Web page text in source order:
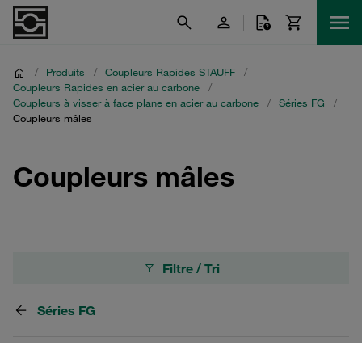
/ Produits / Coupleurs Rapides STAUFF
/
Coupleurs Rapides en acier au carbone
/
Coupleurs à visser à face plane en acier au carbone
/ Séries FG
/
Coupleurs mâles
Coupleurs mâles
Filtre / Tri
Séries FG